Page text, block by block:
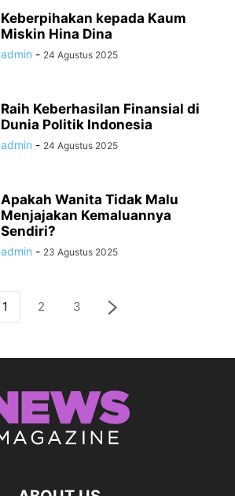
Keberpihakan kepada Kaum
Miskin Hina Dina
admin - 24 Agustus 2025
Raih Keberhasilan Finansial di
Dunia Politik Indonesia
admin - 24 Agustus 2025
Apakah Wanita Tidak Malu
Menjajakan Kemaluannya
Sendiri?
admin - 23 Agustus 2025
1 2 3